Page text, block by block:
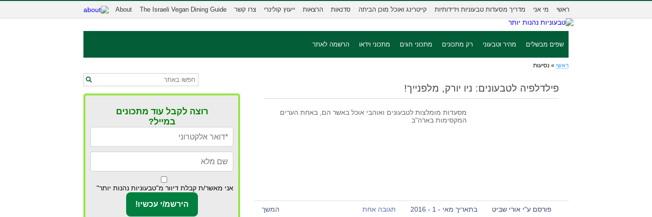
ראשי מי אני מדריך מסעדות טבעוניות וידידותיות קייטרינג ואוכל מוכן הביתה סדנאות הרצאות ייעוץ קולינרי צרו קשר The Israeli Vegan Dining Guide
About
שפים מבשלים מהיר וטבעוני רק מתכונים מתכוני חגים מתכוני וידאו הרשמה לאתר
ראשי » נסיעות
פילדלפיה לטבעונים: ניו יורק, מלפנייך!
מסעדות מומלצות לטבעונים ואוהבי אוכל באשר הם, באחת הערים
המקסימות בארה"ב
פורסם ע"י אורי שביט בתאריך מאי - 1 - 2016 תגובה אחת המשך
רוצה לקבל עוד מתכונים
במייל?
אני מאשר/ת קבלת דיוור מ"טבעוניות נהנות יותר"